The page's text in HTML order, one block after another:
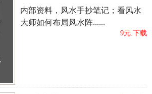
内部资料，风水手抄笔记；看风水
大师如何布局风水阵......
9元.下载